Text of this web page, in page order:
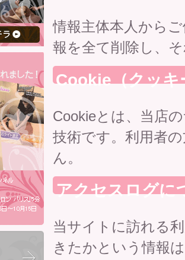
情報主体本人から
報を全て削除し、
Cookie（クッキ
Cookieとは、当店
技術です。利用者
ん。
アクセスログに
当サイトに訪れる
きたかという情報